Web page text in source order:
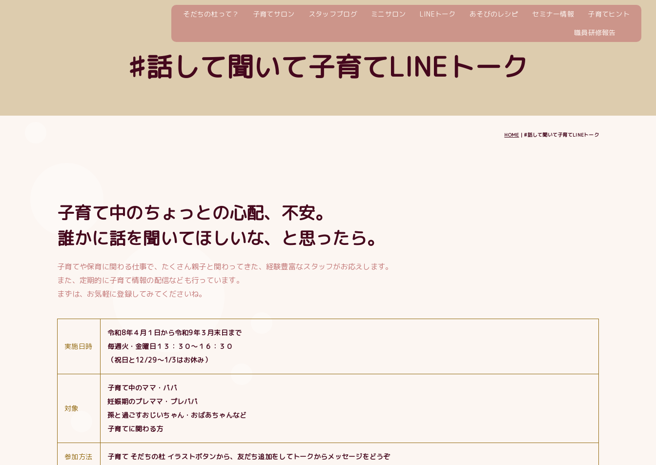
そだちの杜って？ 子育てサロン スタッフブログ ミニサロン LINEトーク あそびのレシピ セミナー情報
子育てヒント
職員研修報告
♯話して聞いて子育てLINEトーク
HOME | ♯話して聞いて子育てLINEトーク
子育て中のちょっとの心配、不安。
誰かに話を聞いてほしいな、と思ったら。
子育てや保育に関わる仕事で、たくさん親子と関わってきた、経験豊富なスタッフがお応えします。
また、定期的に子育て情報の配信なども行っています。
まずは、お気軽に登録してみてくださいね。
実施日時
令和8年４月１日から令和9年３月末日まで
毎週火・金曜日１３：３０〜１６：３０
（祝日と12/29～1/3はお休み）
対象
子育て中のママ・パパ
妊娠期のプレママ・プレパパ
孫と過ごすおじいちゃん・おばあちゃんなど
子育てに関わる方
参加方法 子育て そだちの杜 イラストボタンから、友だち追加をしてトークからメッセージをどうぞ